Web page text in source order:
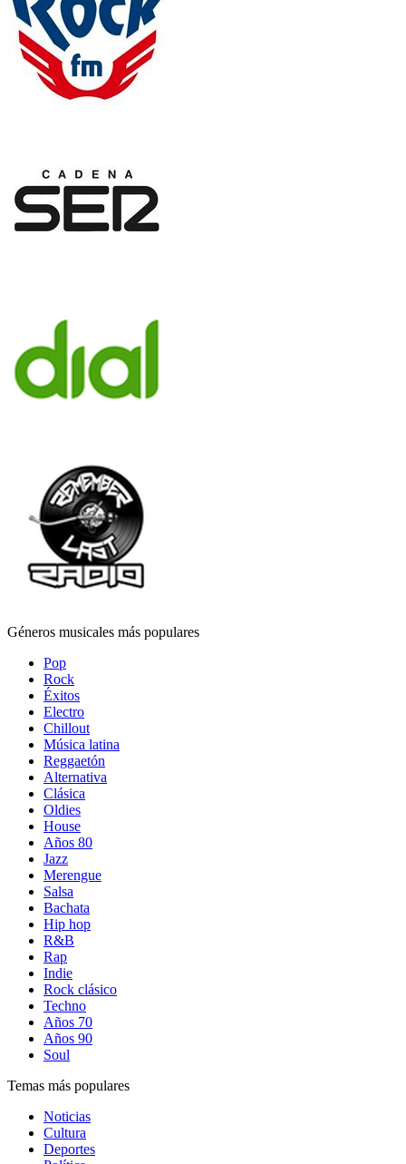
Géneros musicales más populares
Pop
Rock
Éxitos
Electro
Chillout
Música latina
Reggaetón
Alternativa
Clásica
Oldies
House
Años 80
Jazz
Merengue
Salsa
Bachata
Hip hop
R&B
Rap
Indie
Rock clásico
Techno
Años 70
Años 90
Soul
Temas más populares
Noticias
Cultura
Deportes